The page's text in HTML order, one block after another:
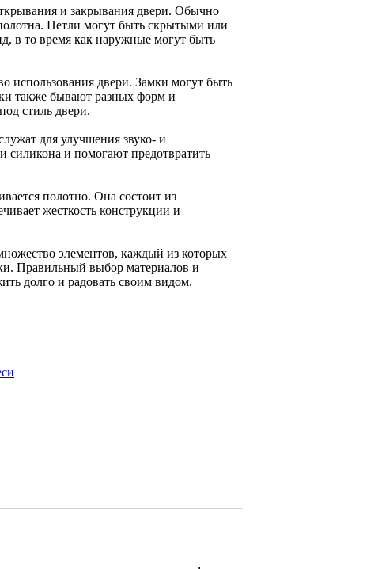
и закрывания двери. Обычно
Петли могут быть скрытыми или
в то время как наружные могут быть
использования двери. Замки могут быть
также бывают разных форм и
стиль двери.
для улучшения звуко- и
и помогают предотвратить
полотно. Она состоит из
жесткость конструкции и
элементов, каждый из которых
Правильный выбор материалов и
долго и радовать своим видом.